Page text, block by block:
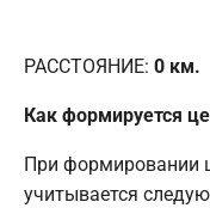
РАССТОЯНИЕ: 0 км.
Как формируется
При формировании
учитывается